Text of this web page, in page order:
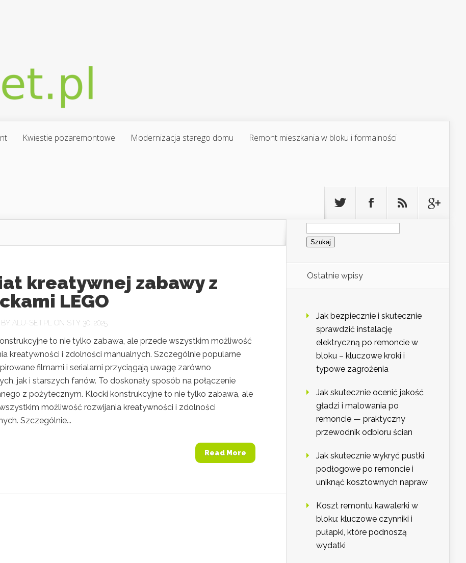
Kwiestie pozaremontowe Modernizacja starego domu Remont mieszkania w bloku i formalności
kreatywnej zabawy z
LEGO
ALU-SET.PL ON STY 30, 2025
to nie tylko zabawa, ale przede wszystkim możliwość
kreatywności i zdolności manualnych. Szczególnie popularne
filmami i serialami przyciągają uwagę zarówno
jak i starszych fanów. To doskonały sposób na połączenie
z pożytecznym. Klocki konstrukcyjne to nie tylko zabawa, ale
możliwość rozwijania kreatywności i zdolności
Szczególnie...
Read More
Szukaj:
Ostatnie wpisy
Jak bezpiecznie i skutecznie
sprawdzić instalację
elektryczną po remoncie w
bloku – kluczowe kroki i
typowe zagrożenia
Jak skutecznie ocenić jakość
gładzi i malowania po
remoncie — praktyczny
przewodnik odbioru ścian
Jak skutecznie wykryć pustki
podłogowe po remoncie i
uniknąć kosztownych napraw
Koszt remontu kawalerki w
bloku: kluczowe czynniki i
pułapki, które podnoszą
wydatki